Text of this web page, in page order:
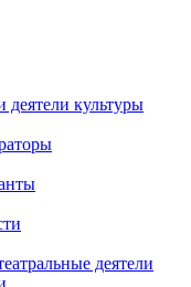
деятели культуры
деятели